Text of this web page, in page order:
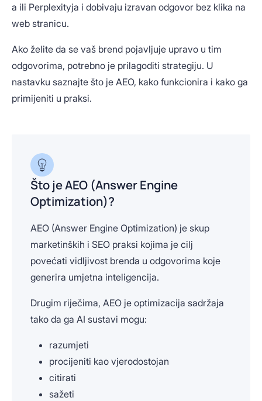
a ili Perplexityja i dobivaju izravan odgovor bez klika na
web stranicu.
Ako želite da se vaš brend pojavljuje upravo u tim
odgovorima, potrebno je prilagoditi strategiju. U
nastavku saznajte što je AEO, kako funkcionira i kako ga
primijeniti u praksi.
Što je AEO (Answer Engine
Optimization)?
AEO (Answer Engine Optimization) je skup
marketinških i SEO praksi kojima je cilj
povećati vidljivost brenda u odgovorima koje
generira umjetna inteligencija.
Drugim riječima, AEO je optimizacija sadržaja
tako da ga AI sustavi mogu:
razumjeti
procijeniti kao vjerodostojan
citirati
sažeti